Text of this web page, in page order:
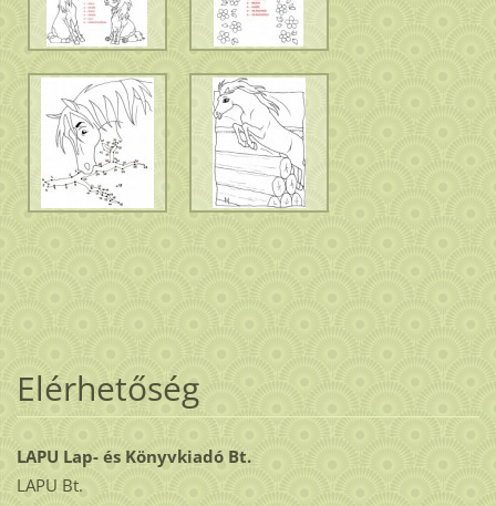
Elérhetőség
LAPU Lap- és Könyvkiadó Bt.
LAPU Bt.